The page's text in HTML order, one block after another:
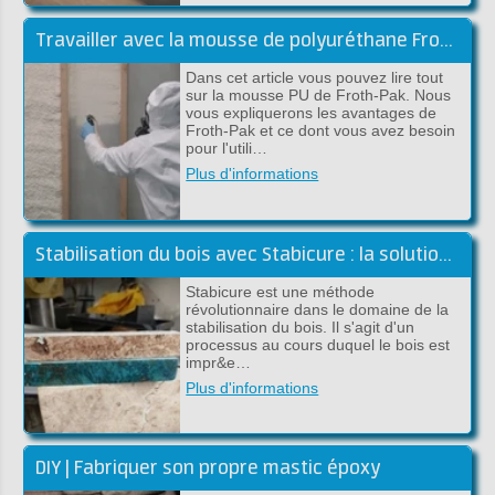
Travailler avec la mousse de polyuréthane Froth-Pak - Conseils et astuces
Dans cet article vous pouvez lire tout
sur la mousse PU de Froth-Pak. Nous
vous expliquerons les avantages de
Froth-Pak et ce dont vous avez besoin
pour l'utili…
Plus d'informations
Stabilisation du bois avec Stabicure : la solution pour un bois durable et solide
Stabicure est une méthode
révolutionnaire dans le domaine de la
stabilisation du bois. Il s'agit d'un
processus au cours duquel le bois est
impr&e…
Plus d'informations
DIY | Fabriquer son propre mastic époxy